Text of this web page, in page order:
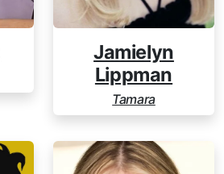
Jamielyn
Lippman
Tamara